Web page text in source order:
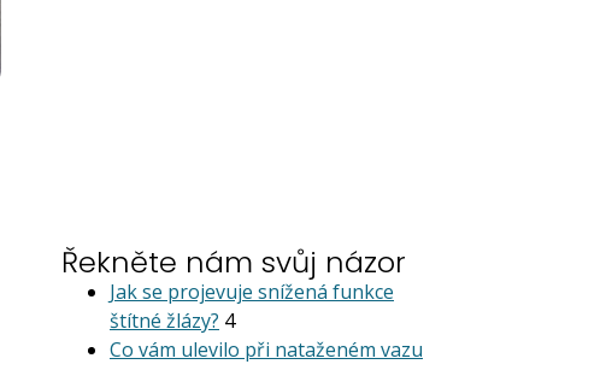
Řekněte nám svůj názor
Jak se projevuje snížená funkce
štítné žlázy? 4
Co vám ulevilo při nataženém vazu